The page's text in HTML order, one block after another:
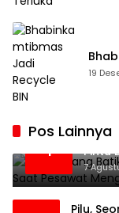
19
Pos Lainnya
1
Pintu
7
Pilu,